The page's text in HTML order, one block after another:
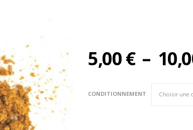
5,00€ –
CONDITIONNEMENT